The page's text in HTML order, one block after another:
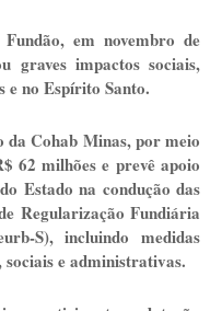
em novembro de
graves impactos sociais,
e no Espírito Santo.
Cohab Minas, por meio
62 milhões e prevê apoio
Estado na condução das
Regularização Fundiária
S), incluindo medidas
e administrativas.